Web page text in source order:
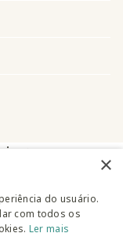
×
do usuário.
com todos os
Ler mais